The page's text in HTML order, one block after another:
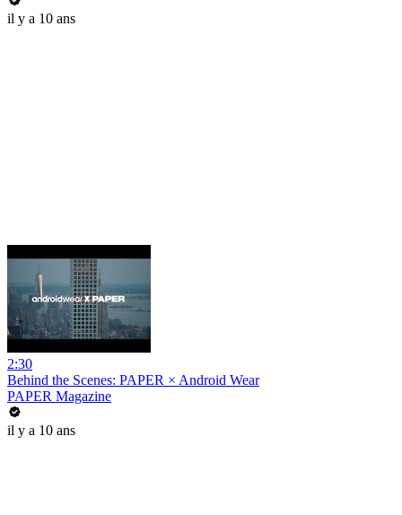
il y a 10 ans
2:30
Behind the Scenes: PAPER × Android Wear
PAPER Magazine
il y a 10 ans